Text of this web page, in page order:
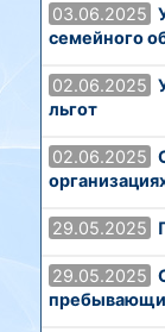
03.06.2025
семейного
02.06.2025
льгот
02.06.2025
29.05.2025
29.05.2025